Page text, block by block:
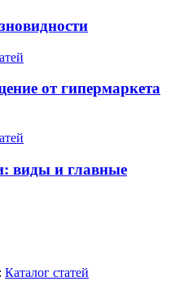
от гипермаркета
виды и главные
Каталог статей